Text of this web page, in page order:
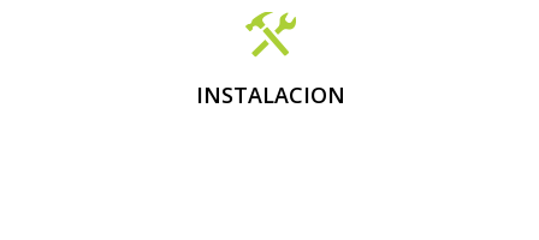
INSTALACION
Legalización y tramitación